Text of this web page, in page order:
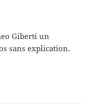
Giberti un
sans explication.